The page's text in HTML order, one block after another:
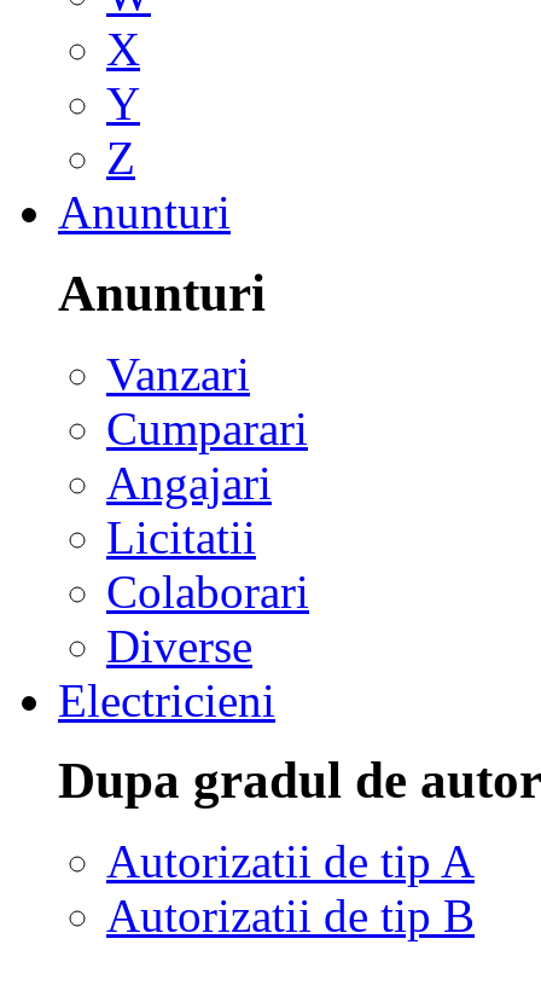
X
Y
Z
Anunturi
Anunturi
Vanzari
Cumparari
Angajari
Licitatii
Colaborari
Diverse
Electricieni
Dupa gradul de
Autorizatii de tip A
Autorizatii de tip B